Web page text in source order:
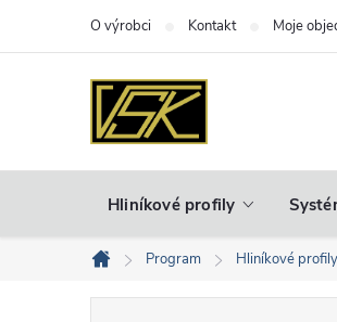
O výrobci Kontakt Moje
Hliníkové profily
Domů
Program Hliníkové profily